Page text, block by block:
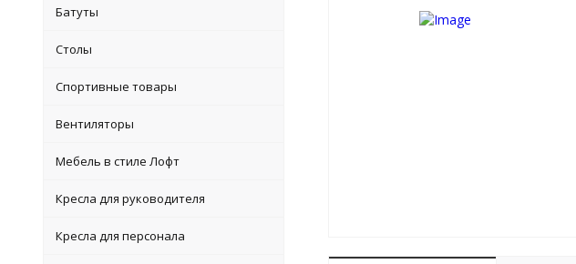
Батуты
Столы
Спортивные товары
Вентиляторы
Мебель в стиле Лофт
Кресла для руководителя
Кресла для персонала